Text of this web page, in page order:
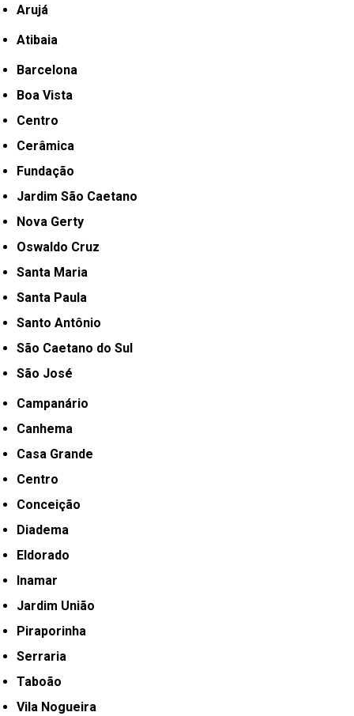
Arujá
Atibaia
Barcelona
Boa Vista
Centro
Cerâmica
Fundação
Jardim São Caetano
Nova Gerty
Oswaldo Cruz
Santa Maria
Santa Paula
Santo Antônio
São Caetano do Sul
São José
Campanário
Canhema
Casa Grande
Centro
Conceição
Diadema
Eldorado
Inamar
Jardim União
Piraporinha
Serraria
Taboão
Vila Nogueira